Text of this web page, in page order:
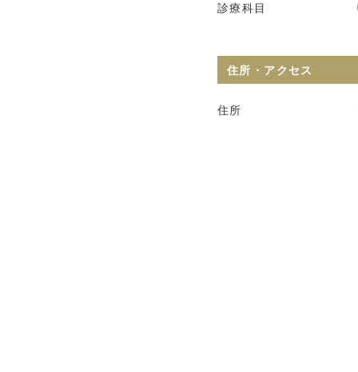
診療科目
住所・アクセス
住所